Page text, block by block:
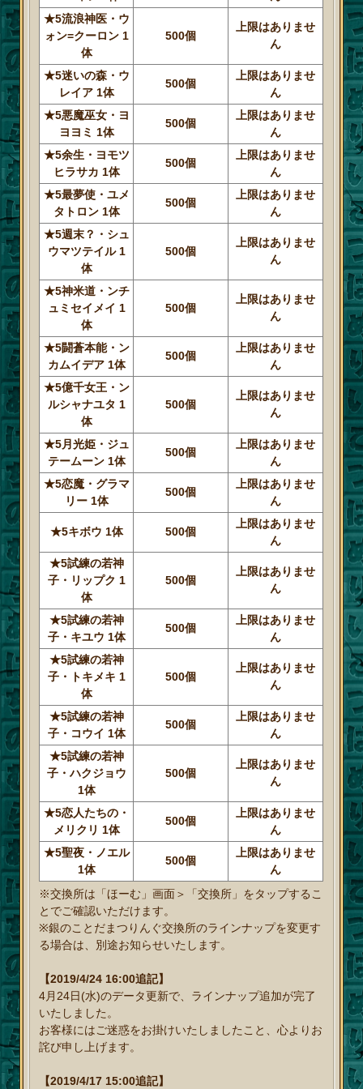
★5流浪神医・ウ
ォン=クーロン 1
体
500個
上限はありませ
ん
★5迷いの森・ウ
レイア 1体
500個
上限はありませ
ん
★5悪魔巫女・ヨ
ヨヨミ 1体
500個
上限はありませ
ん
★5余生・ヨモツ
ヒラサカ 1体
500個
上限はありませ
ん
★5最夢使・ユメ
タトロン 1体
500個
上限はありませ
ん
★5週末？・シュ
ウマツテイル 1
体
500個
上限はありませ
ん
★5神米道・ンチ
ュミセイメイ 1
体
500個
上限はありませ
ん
★5闘蒼本能・ン
カムイデア 1体
500個
上限はありませ
ん
★5億千女王・ン
ルシャナユタ 1
体
500個
上限はありませ
ん
★5月光姫・ジュ
テームーン 1体
500個
上限はありませ
ん
★5恋魔・グラマ
リー 1体
500個
上限はありませ
ん
★5キボウ 1体 500個
上限はありませ
ん
★5試練の若神
子・リップク 1
体
500個
上限はありませ
ん
★5試練の若神
子・キユウ 1体
500個
上限はありませ
ん
★5試練の若神
子・トキメキ 1
体
500個
上限はありませ
ん
★5試練の若神
子・コウイ 1体
500個
上限はありませ
ん
★5試練の若神
子・ハクジョウ
1体
500個
上限はありませ
ん
★5恋人たちの・
メリクリ 1体
500個
上限はありませ
ん
★5聖夜・ノエル
1体
500個
上限はありませ
ん
※交換所は「ほーむ」画面＞「交換所」をタップするこ
とでご確認いただけます。
※銀のことだまつりんぐ交換所のラインナップを変更す
る場合は、別途お知らせいたします。
【2019/4/24 16:00追記】
4月24日(水)のデータ更新で、ラインナップ追加が完了
いたしました。
お客様にはご迷惑をお掛けいたしましたこと、心よりお
詫び申し上げます。
【2019/4/17 15:00追記】